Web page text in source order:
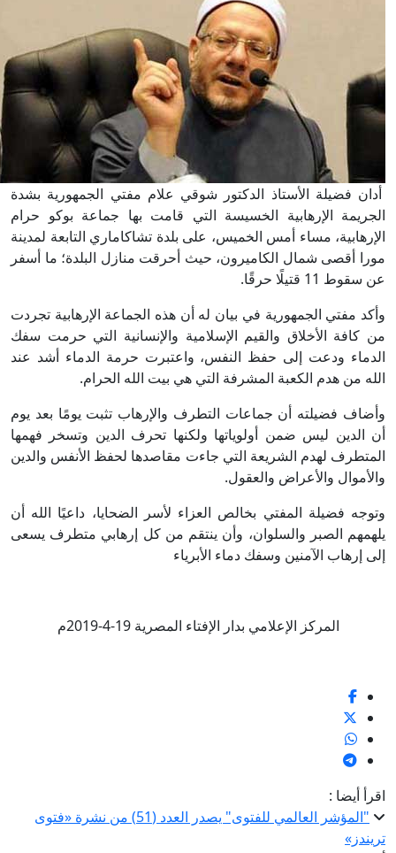
أدان فضيلة الأستاذ الدكتور شوقي علام مفتي الجمهورية بشدة
الجريمة الإرهابية الخسيسة التي قامت بها جماعة بوكو حرام
الإرهابية، مساء أمس الخميس، على بلدة تشاكاماري التابعة لمدينة
مورا أقصى شمال الكاميرون، حيث أحرقت منازل البلدة؛ ما أسفر
عن سقوط 11 قتيلًا حرقًا.
وأكد مفتي الجمهورية في بيان له أن هذه الجماعة الإرهابية تجردت
من كافة الأخلاق والقيم الإسلامية والإنسانية التي حرمت سفك
الدماء ودعت إلى حفظ النفس، واعتبرت حرمة الدماء أشد عند
الله من هدم الكعبة المشرفة التي هي بيت الله الحرام.
وأضاف فضيلته أن جماعات التطرف والإرهاب تثبت يومًا بعد يوم
أن الدين ليس ضمن أولوياتها ولكنها تحرف الدين وتسخر فهمها
المتطرف لهدم الشريعة التي جاءت مقاصدها لحفظ الأنفس والدين
والأموال والأعراض والعقول.
وتوجه فضيلة المفتي بخالص العزاء لأسر الضحايا، داعيًا الله أن
يلهمهم الصبر والسلوان، وأن ينتقم من كل إرهابي متطرف يسعى
إلى إرهاب الآمنين وسفك دماء الأبرياء
المركز الإعلامي بدار الإفتاء المصرية 19-4-2019م
اقرأ أيضا :
"المؤشر العالمي للفتوى" يصدر العدد (51) من نشرة «فتوى
تريندز»